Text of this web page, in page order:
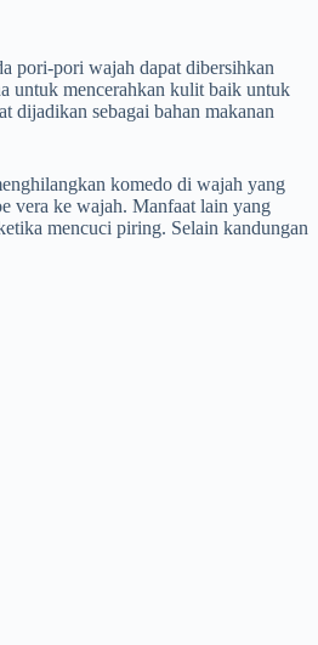
pori-pori wajah dapat dibersihkan
untuk mencerahkan kulit baik untuk
dijadikan sebagai bahan makanan
komedo di wajah yang
vera ke wajah. Manfaat lain yang
mencuci piring. Selain kandungan